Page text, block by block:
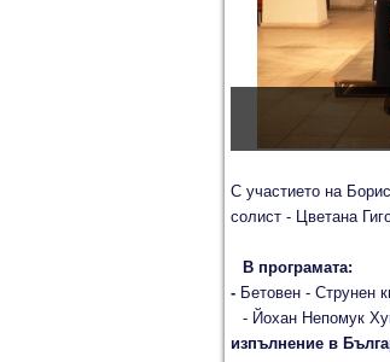
С участието на
солист - Цветана
В програмата:
- Бетовен - Струнен
- Йохан Непомук
изпълнение в